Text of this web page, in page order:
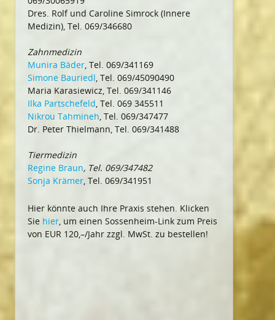
Dres. Rolf und Caroline Simrock (Innere
Medizin), Tel. 069/346680
Zahnmedizin
Munira Bäder, Tel. 069/341169
Simone Bauriedl, Tel. 069/45090490
Maria Karasiewicz, Tel. 069/341146
Ilka Partschefeld, Tel. 069 345511
Nikrou Tahmineh, Tel. 069/347477
Dr. Peter Thielmann, Tel. 069/341488
Tiermedizin
Regine Braun, Tel. 069/347482
Sonja Krämer, Tel. 069/341951
Hier könnte auch Ihre Praxis stehen. Klicken
Sie hier, um einen Sossenheim-Link zum Preis
von EUR 120,–/Jahr zzgl. MwSt. zu bestellen!